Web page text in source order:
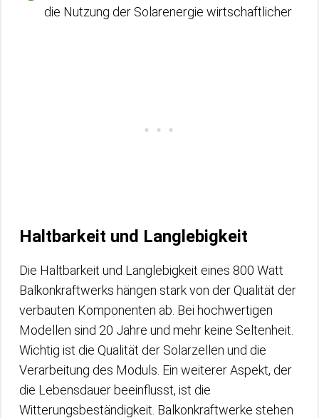
die Nutzung der Solarenergie wirtschaftlicher
Haltbarkeit und Langlebigkeit
Die Haltbarkeit und Langlebigkeit eines 800 Watt
Balkonkraftwerks hängen stark von der Qualität der
verbauten Komponenten ab. Bei hochwertigen
Modellen sind 20 Jahre und mehr keine Seltenheit.
Wichtig ist die Qualität der Solarzellen und die
Verarbeitung des Moduls. Ein weiterer Aspekt, der
die Lebensdauer beeinflusst, ist die
Witterungsbeständigkeit. Balkonkraftwerke stehen